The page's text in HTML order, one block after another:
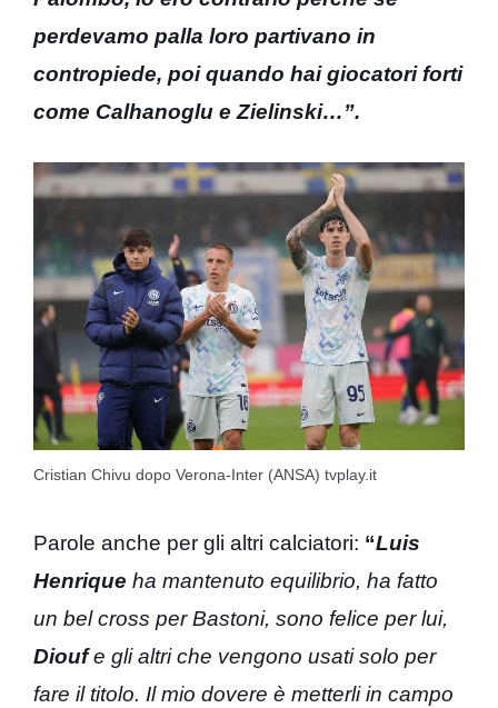
perdevamo palla loro partivano in
contropiede, poi quando hai giocatori forti
come Calhanoglu e Zielinski…”.
Cristian Chivu dopo Verona-Inter (ANSA) tvplay.it
Parole anche per gli altri calciatori: “Luis
Henrique ha mantenuto equilibrio, ha fatto
un bel cross per Bastoni, sono felice per lui,
Dioufe gli altri che vengono usati solo per
fare il titolo. Il mio dovere è metterli in campo